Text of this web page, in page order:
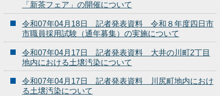
「新茶フェア」の開催について
令和07年04月18日 記者発表資料 令和８年度四日市
市職員採用試験（通年募集）の実施について
令和07年04月17日 記者発表資料 大井の川町2丁目
地内における土壌汚染について
令和07年04月17日 記者発表資料 川尻町地内におけ
る土壌汚染について